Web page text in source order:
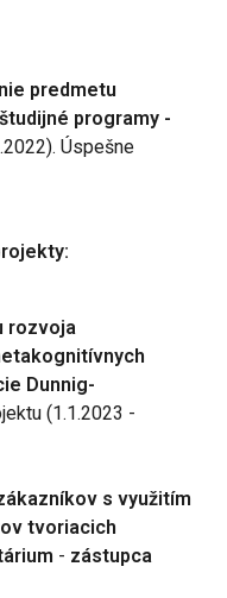
predmetu
programy -
Úspešne
rozvoja
Dunnig-
(1.1.2023 -
s využitím
tvoriacich
- zástupca